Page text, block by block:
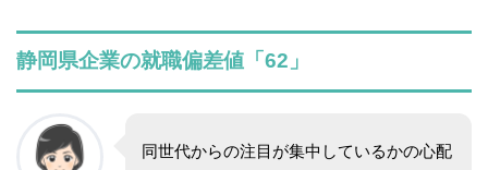
静岡県企業の就職偏差値「62」
同世代からの注目が集中しているかの心配